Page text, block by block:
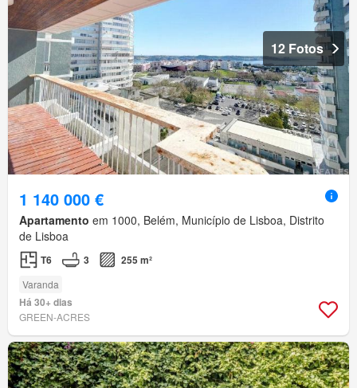
12 Fotos
1 140 000 €
Apartamento em 1000, Belém, Município de Lisboa, Distrito
de Lisboa
T6 3 255 m²
Varanda
Há 30+ dias
GREEN-ACRES